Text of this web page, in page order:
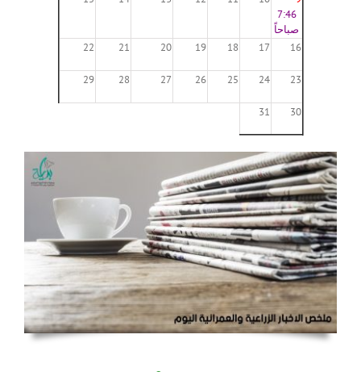
7:46
صباحاً
16
17
18
19
20
21
22
23
24
25
26
27
28
29
30
31